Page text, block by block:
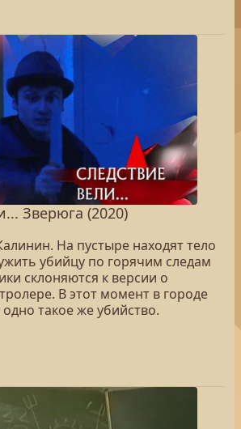
Зверюга (2020)
На пустыре находят тело
убийцу по горячим следам
склоняются к версии о
В этот момент в городе
такое же убийство.